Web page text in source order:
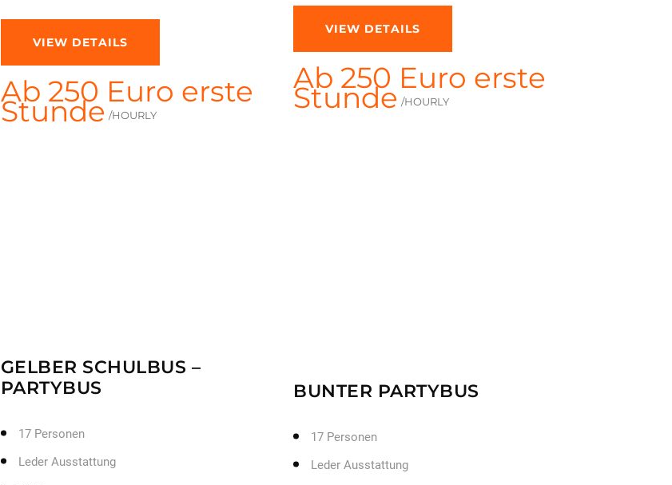
VIEW DETAILS
Ab 250 Euro erste
Stunde /HOURLY
VIEW DETAILS
Ab 250 Euro erste
Stunde /HOURLY
Leder Ausstattung
DVD Player / TV
Bar - GlÃ¤ser
BUNTER PARTYBUS
17 Personen
Leder Ausstattung